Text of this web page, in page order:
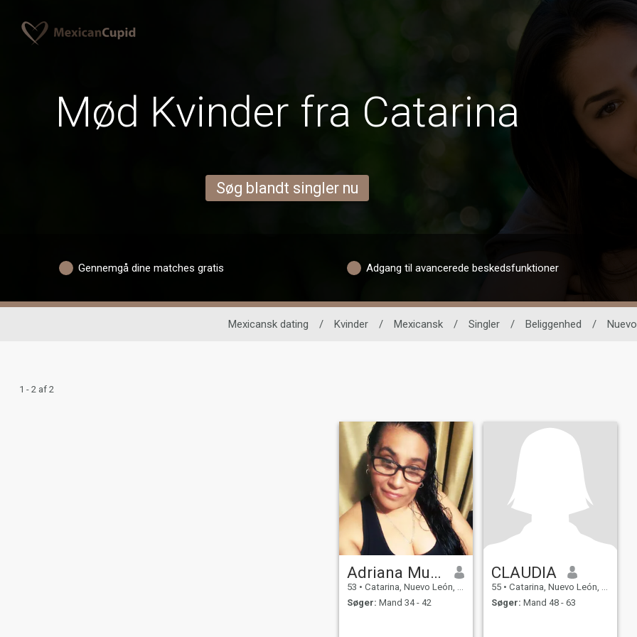
Mød Kvinder fra Catarina
Søg blandt singler nu
Gennemgå dine matches gratis Adgang til avancerede beskedsfunktioner
Mexicansk dating / Kvinder / Mexicansk / Singler / Beliggenhed /
1 - 2 af 2
Adriana Muñoz
53 • Catarina, Nuevo León, Mexico
Søger: Mand 34 - 42
CLAUDIA
55 • Catarina, Nuevo León, Mexico
Søger: Mand 48 - 63